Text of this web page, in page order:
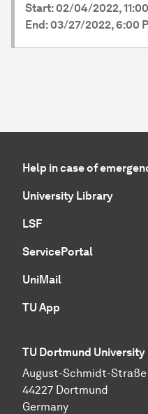
Start: 02/04/2022,
End: 03/27/2022, 6:00
Help in case of
University Library
LSF
ServicePortal
UniMail
TU App
TU Dortmund University
August-Schmidt-Straße
44227 Dortmund
Germany